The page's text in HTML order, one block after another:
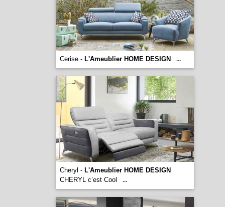
Cerise - L'Ameublier HOME DESIGN ...
Cheryl - L'Ameublier HOME DESIGN
CHERYL c’est Cool
...